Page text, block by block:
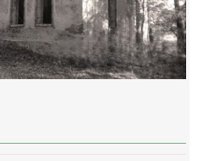
tel. 773 916 275
info@domdej.cz
realizován za finanční podpory
města Domažlice.